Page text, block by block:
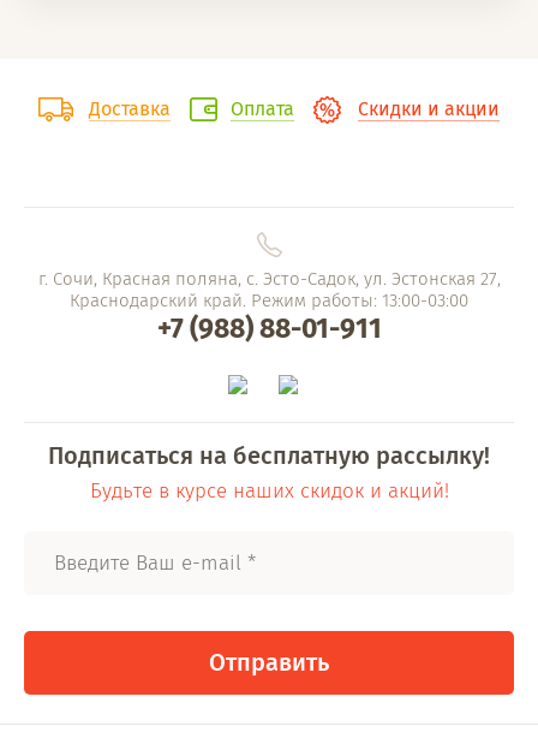
Доставка Оплата Скидки и акции
г. Сочи, Красная поляна, с. Эсто-Садок, ул. Эстонская 27,
Краснодарский край. Режим работы: 13:00-03:00
+7 (988) 88-01-911
Подписаться на бесплатную рассылку!
Будьте в курсе наших скидок и акций!
Отправить